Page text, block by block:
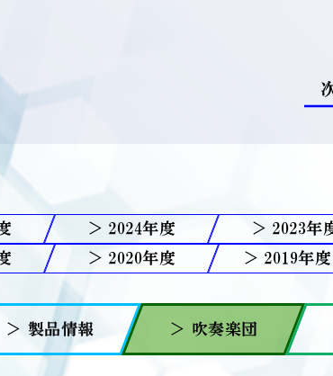
2024
2023
2020 2019
＞ 製品情報 ＞ 吹奏楽団